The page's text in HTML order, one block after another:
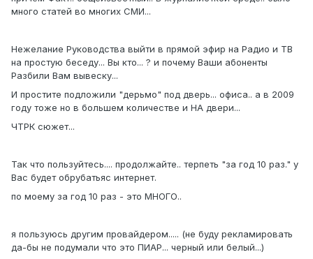
много статей во многих СМИ...
Нежелание Руководства выйти в прямой эфир на Радио и ТВ
на простую беседу... Вы кто... ? и почему Ваши абоненты
Разбили Вам вывеску...
И простите подложили "дерьмо" под дверь... офиса.. а в 2009
году тоже но в большем количестве и НА двери...
ЧТРК сюжет...
Так что пользуйтесь.... продолжайте.. терпеть "за год 10 раз." у
Вас будет обрубатьяс интернет.
по моему за год 10 раз - это МНОГО..
я пользуюсь другим провайдером..... (не буду рекламировать
да-бы не подумали что это ПИАР... черный или белый...)